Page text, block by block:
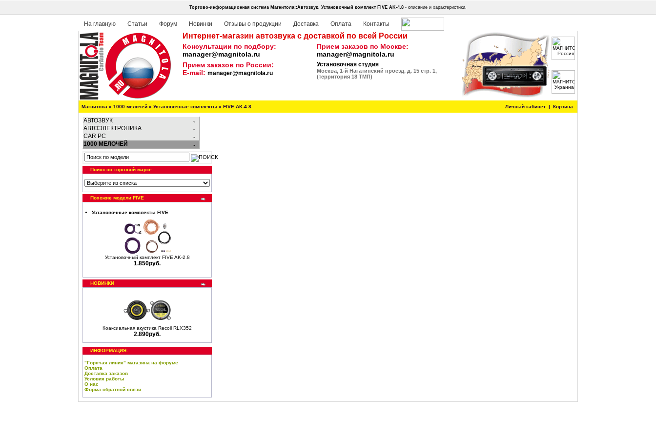
Торгово-информационная система Магнитола::Автозвук. Установочный комплект FIVE AK-4.8 - описание и характеристики.
На главную Статьи Форум Новинки Отзывы о продукции Доставка Оплата Контакты
Интернет-магазин автозвука с доставкой по всей России
Консультации по подбору:
manager@magnitola.ru
Прием заказов по Москве:
manager@magnitola.ru
Прием заказов по России:
E-mail: manager@magnitola.ru
Установочная студия
Москва, 1-й Нагатинский проезд, д. 15 стр. 1,
(территория 18 ТМП)
Магнитола » 1000 мелочей » Установочные комплекты » FIVE AK-4.8 Личный кабинет | Корзина
АВТОЗВУК
АВТОЭЛЕКТРОНИКА
CAR PC
1000 МЕЛОЧЕЙ
Поиск по торговой марке
Похожие модели FIVE
Установочные комплекты FIVE
Установочный комплект FIVE AK-2.8
1.850руб.
НОВИНКИ
Коаксиальная акустика Recoil RLX352
2.890руб.
ИНФОРМАЦИЯ:
"Горячая линия" магазина на форуме
Оплата
Доставка заказов
Условия работы
О нас
Форма обратной связи